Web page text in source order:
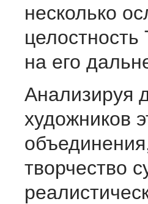
несколько
на его
Анализируя
художников
творчество